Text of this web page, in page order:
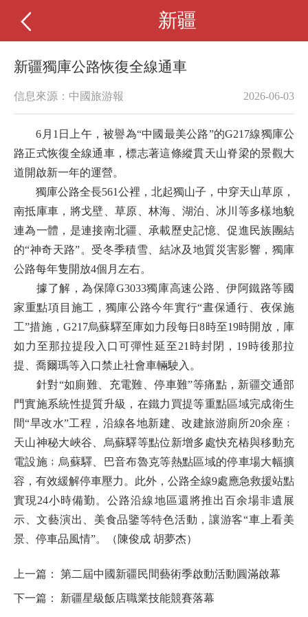
新疆
新疆獨庫公路恢復全線通車
信息來源：中國旅游報 2026-06-03
6月1日上午，被譽為“中國最美公路”的G217線獨庫公
路正式恢復全線通車，標志著這條縱貫天山脊梁的景觀大
道開啟新一年的運營。
獨庫公路全長561公裡，北起獨山子，中穿天山草原，
南抵庫車，將戈壁、草原、林海、湖泊、冰川等多樣地貌
連為一體，是連接南北疆、承載歷史記憶、促進民族團結
的“神奇天路”。受冬季積雪、結冰及地質災害影響，獨庫
公路每年隻開放4個月左右。
據了解，為保障G3033獨庫高速公路、伊阿鐵路等國
家重點項目施工，獨庫公路今年實行“晝保通行、夜保施
工”措施，G217烏蘇驛至庫如力段每日8時至19時開放，庫
如力至那拉提段入口可彈性延至21時封閉，19時後那拉
提、喬爾瑪等入口禁止社會車輛駛入。
針對“如廁難、充電難、停車難”等痛點，新疆交通部
門實施系統性提質升級，在鐵力買提等重點區域完成衛生
間“旱改水”工程，沿線各地新建、改建旅游廁所20余座﹔
天山神秘大峽谷、烏蘇驛等點位新增多處快充樁與移動充
電設施﹔烏蘇驛、巴音布魯克等熱點區域的停車場大幅擴
容，有效緩解停車壓力。此外，公路全線9處應急救援站點
實現24小時備勤。公路沿線地區還將推出百余場非遺展
示、文藝演出、美食品鑒等特色活動，讓游客“車上看美
景、停車品風情”。
（陳俊成 胡夢杰）
上一篇： 第二屆中國新疆民間藝術季啟動活動圓滿啟幕
下一篇： 新疆星級飯店職業技能競賽落幕